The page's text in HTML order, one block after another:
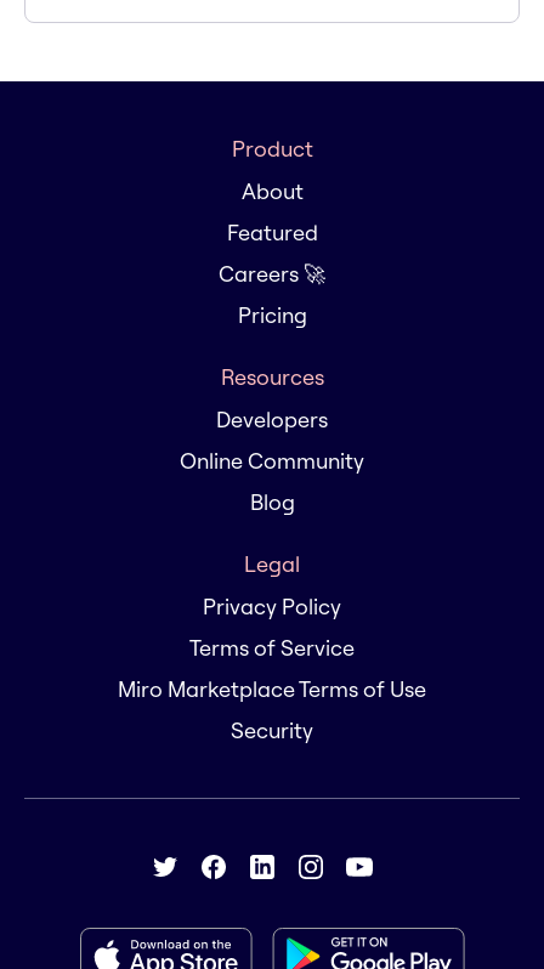
Product
About
Featured
Careers 🚀
Pricing
Resources
Developers
Online Community
Blog
Legal
Privacy Policy
Terms of Service
Miro Marketplace Terms of Use
Security